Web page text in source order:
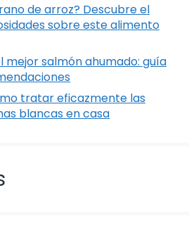
de arroz? Descubre el
sobre este alimento
mejor salmón ahumado: guía
tratar eficazmente las
blancas en casa